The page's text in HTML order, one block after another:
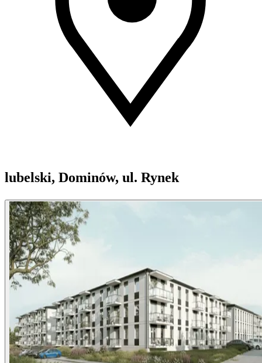
lubelski, Dominów, ul. Rynek